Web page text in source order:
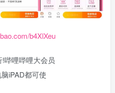
b4XlXeu